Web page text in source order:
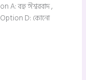
A: বহু ঈশ্বরবাদ ,
Option D: কোনো